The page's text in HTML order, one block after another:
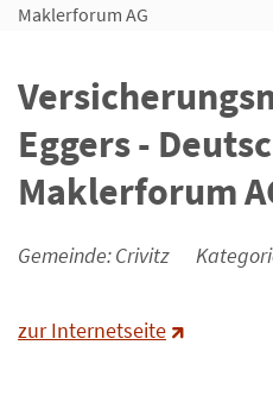
Maklerforum AG
Eggers -
Maklerforum
Gemeinde: Crivitz
zur Internetseite